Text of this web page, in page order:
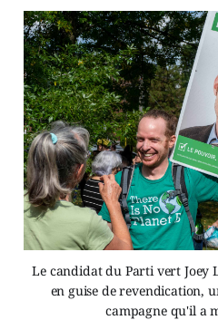
Le candidat du Parti vert Joey
en guise de revendication,
campagne qu'il a